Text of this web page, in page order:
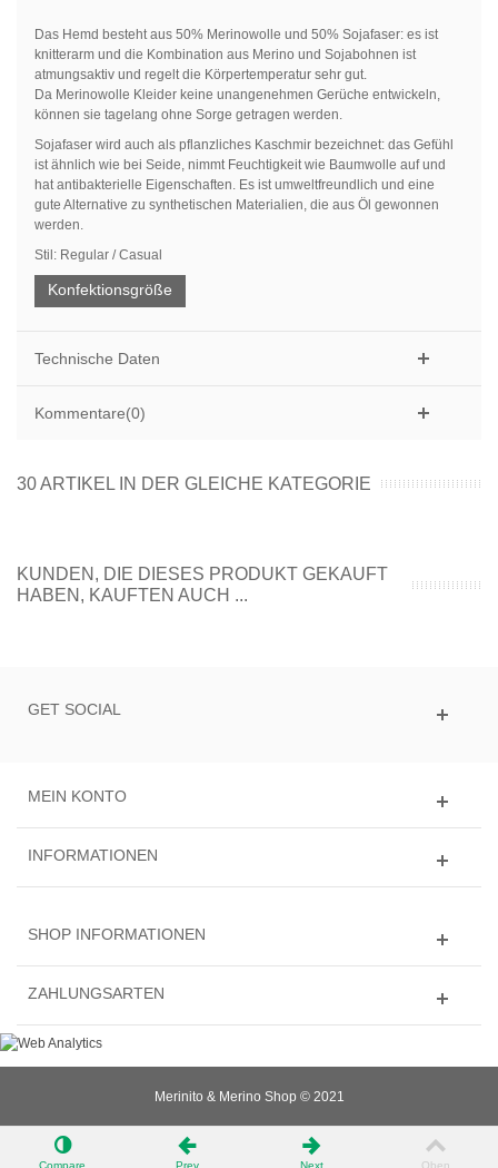
Das Hemd besteht aus 50% Merinowolle und 50% Sojafaser: es ist
knitterarm und die Kombination aus Merino und Sojabohnen ist
atmungsaktiv und regelt die Körpertemperatur sehr gut.
Da Merinowolle Kleider keine unangenehmen Gerüche entwickeln,
können sie tagelang ohne Sorge getragen werden.
Sojafaser wird auch als pflanzliches Kaschmir bezeichnet: das Gefühl
ist ähnlich wie bei Seide, nimmt Feuchtigkeit wie Baumwolle auf und
hat antibakterielle Eigenschaften. Es ist umweltfreundlich und eine
gute Alternative zu synthetischen Materialien, die aus Öl gewonnen
werden.
Stil: Regular / Casual
Konfektionsgröße
Technische Daten
Kommentare(0)
30 ARTIKEL IN DER GLEICHE KATEGORIE
KUNDEN, DIE DIESES PRODUKT GEKAUFT
HABEN, KAUFTEN AUCH ...
GET SOCIAL
MEIN KONTO
INFORMATIONEN
SHOP INFORMATIONEN
ZAHLUNGSARTEN
Merinito & Merino Shop © 2021
Compare Prev Next Oben